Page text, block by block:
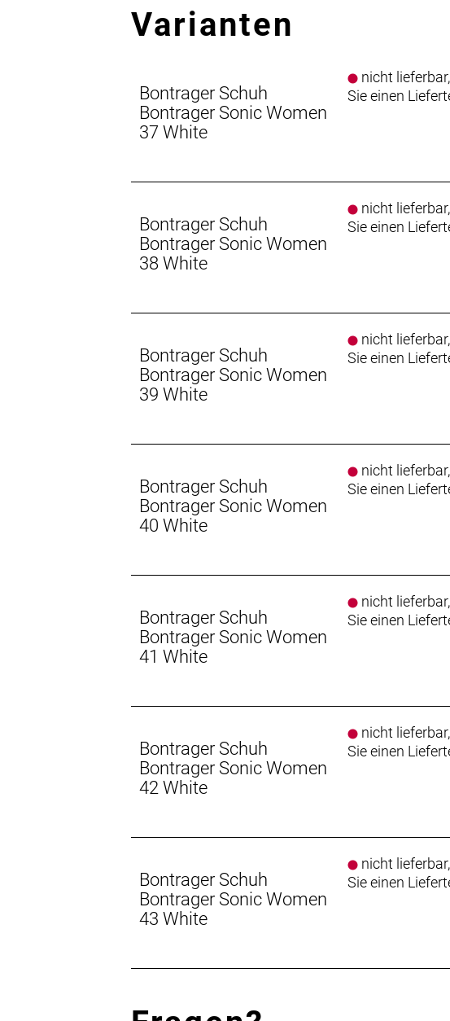
Varianten
Bontrager Schuh
Bontrager Sonic Women
37 White
nicht
Sie einen
Bontrager Schuh
Bontrager Sonic Women
38 White
nicht
Sie einen
Bontrager Schuh
Bontrager Sonic Women
39 White
nicht
Sie einen
Bontrager Schuh
Bontrager Sonic Women
40 White
nicht
Sie einen
Bontrager Schuh
Bontrager Sonic Women
41 White
nicht
Sie einen
Bontrager Schuh
Bontrager Sonic Women
42 White
nicht
Sie einen
Bontrager Schuh
Bontrager Sonic Women
43 White
nicht
Sie einen